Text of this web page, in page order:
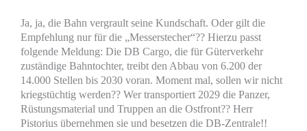
Ja, ja, die Bahn vergrault seine Kundschaft. Oder gilt die
Empfehlung nur für die „Messerstecher“?? Hierzu passt
folgende Meldung: Die DB Cargo, die für Güterverkehr
zuständige Bahntochter, treibt den Abbau von 6.200 der
14.000 Stellen bis 2030 voran. Moment mal, sollen wir nicht
kriegstüchtig werden?? Wer transportiert 2029 die Panzer,
Rüstungsmaterial und Truppen an die Ostfront?? Herr
Pistorius übernehmen sie und besetzen die DB-Zentrale!!